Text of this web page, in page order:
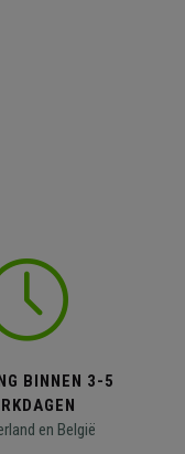
BINNEN 3-5
en België